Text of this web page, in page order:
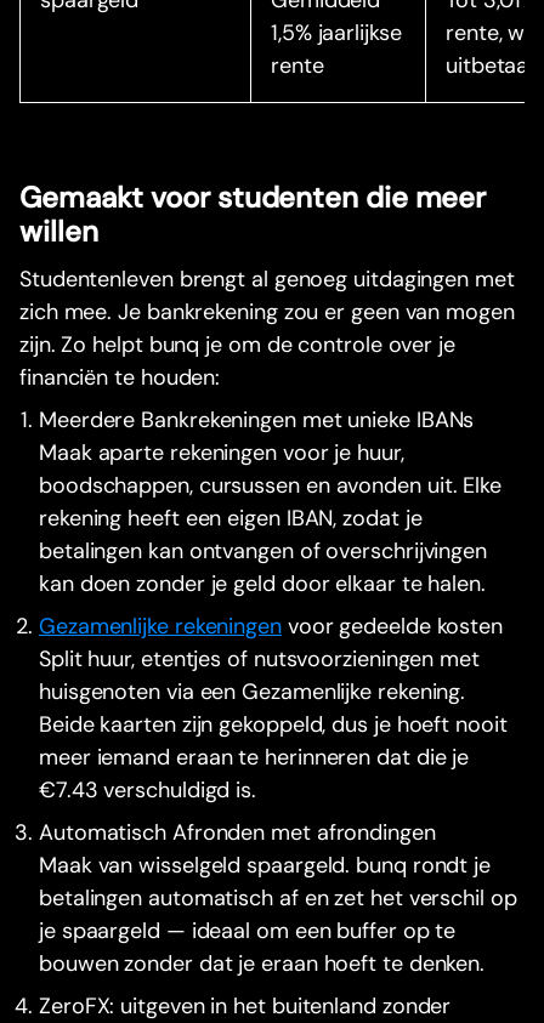
1,5% jaarlijkse
rente
rente,
Gemaakt voor studenten die meer
willen
Studentenleven brengt al genoeg uitdagingen met
zich mee. Je bankrekening zou er geen van mogen
zijn. Zo helpt bunq je om de controle over je
financiën te houden:
Meerdere Bankrekeningen met unieke IBANs
Maak aparte rekeningen voor je huur,
boodschappen, cursussen en avonden uit. Elke
rekening heeft een eigen IBAN, zodat je
betalingen kan ontvangen of overschrijvingen
kan doen zonder je geld door elkaar te halen.
Gezamenlijke rekeningenvoor gedeelde kosten
Split huur, etentjes of nutsvoorzieningen met
huisgenoten via een Gezamenlijke rekening.
Beide kaarten zijn gekoppeld, dus je hoeft nooit
meer iemand eraan te herinneren dat die je
€7.43 verschuldigd is.
Automatisch Afronden met afrondingen
Maak van wisselgeld spaargeld. bunq rondt je
betalingen automatisch af en zet het verschil op
je spaargeld — ideaal om een buffer op te
bouwen zonder dat je eraan hoeft te denken.
ZeroFX: uitgeven in het buitenland zonder